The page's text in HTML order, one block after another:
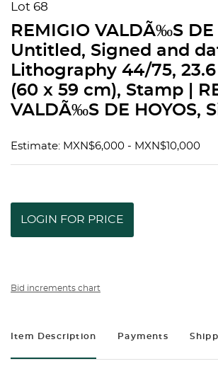
Lot 68
REMIGIO VALDÃ‰S DE
Untitled, Signed and
Lithography 44/75, 23.6
(60 x 59 cm), Stamp |
VALDÃ‰S DE HOYOS,
Estimate: MXN$6,000 - MXN$10,000
LOGIN FOR PRICE
Bid increments chart
Item Description Payments